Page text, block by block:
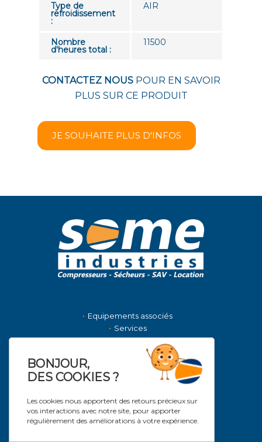
Type de
refroidissement
:
AIR
Nombre
d'heures total :
11500
CONTACTEZ NOUSPOUR EN SAVOIR
PLUS SUR CE PRODUIT
JE SOUHAITE PLUS D'INFOS
Equipements associés
Services
La société
Nous contacter
NOS MARQUES DISTRIBUÉES
INGERSOLL RAND
BONJOUR,
DES COOKIES ?
Les cookies nous apportent des retours précieux sur
vos interactions avec notre site, pour apporter
régulièrement des améliorations à votre expérience.